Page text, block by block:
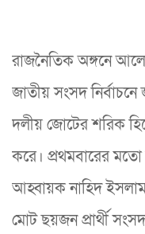
রাজনৈতিক অঙ্গনে
জাতীয় সংসদ
দলীয় জোটের শরিক
করে। প্রথমবারের মতো
আহ্বায়ক নাহিদ
মোট ছয়জন প্রার্থী